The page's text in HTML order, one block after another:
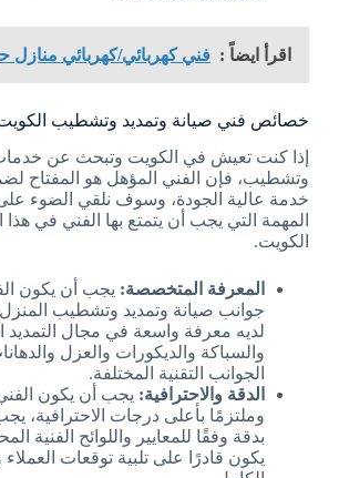
اقرأ ايضاً : فني كهربائي/كهربائي منازل حولي
خصائص فني صيانة وتمديد وتشطيب
إذا كنت تعيش في الكويت وتبحث عن
وتشطيب، فإن الفني المؤهل هو المفتاح
خدمة عالية الجودة، وسوف نلقي الضوء
المهمة التي يجب أن يتمتع بها الفني في
الكويت.
المعرفة المتخصصة: يجب أن يكون
جوانب صيانة وتمديد وتشطيب
لديه معرفة واسعة في مجال التمديد
والسباكة والديكورات والعزل
الجوانب التقنية المختلفة.
الدقة والاحترافية: يجب أن يكون
وملتزمًا بأعلى درجات الاحترافية،
بدقة وفقًا للمعايير واللوائح الفنية
يكون قادرًا على تلبية توقعات